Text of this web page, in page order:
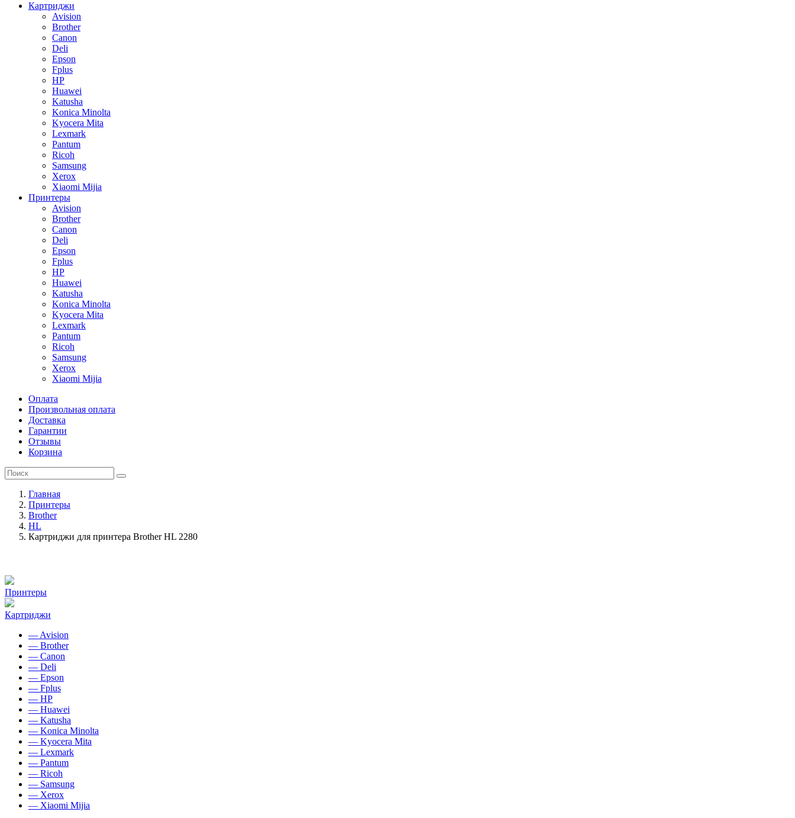
Картриджи
Avision
Brother
Canon
Deli
Epson
Fplus
HP
Huawei
Katusha
Konica Minolta
Kyocera Mita
Lexmark
Pantum
Ricoh
Samsung
Xerox
Xiaomi Mijia
Принтеры
Avision
Brother
Canon
Deli
Epson
Fplus
HP
Huawei
Katusha
Konica Minolta
Kyocera Mita
Lexmark
Pantum
Ricoh
Samsung
Xerox
Xiaomi Mijia
Оплата
Произвольная оплата
Доставка
Гарантии
Отзывы
Корзина
Главная
Принтеры
Brother
HL
Картриджи для принтера Brother HL 2280
Принтеры
Картриджи
— Avision
— Brother
— Canon
— Deli
— Epson
— Fplus
— HP
— Huawei
— Katusha
— Konica Minolta
— Kyocera Mita
— Lexmark
— Pantum
— Ricoh
— Samsung
— Xerox
— Xiaomi Mijia